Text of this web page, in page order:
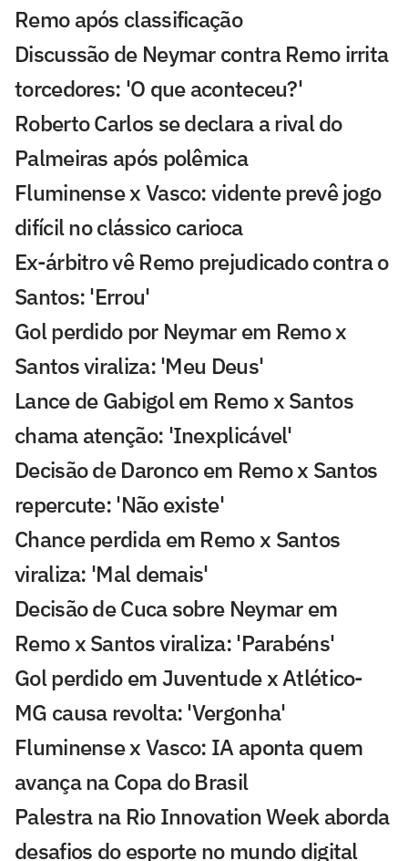
Remo após classificação
Discussão de Neymar contra Remo irrita
torcedores: 'O que aconteceu?'
Roberto Carlos se declara a rival do
Palmeiras após polêmica
Fluminense x Vasco: vidente prevê jogo
difícil no clássico carioca
Ex-árbitro vê Remo prejudicado contra o
Santos: 'Errou'
Gol perdido por Neymar em Remo x
Santos viraliza: 'Meu Deus'
Lance de Gabigol em Remo x Santos
chama atenção: 'Inexplicável'
Decisão de Daronco em Remo x Santos
repercute: 'Não existe'
Chance perdida em Remo x Santos
viraliza: 'Mal demais'
Decisão de Cuca sobre Neymar em
Remo x Santos viraliza: 'Parabéns'
Gol perdido em Juventude x Atlético-
MG causa revolta: 'Vergonha'
Fluminense x Vasco: IA aponta quem
avança na Copa do Brasil
Palestra na Rio Innovation Week aborda
desafios do esporte no mundo digital